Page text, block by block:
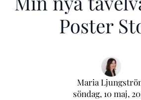
Poster
Maria
söndag, 10 maj,